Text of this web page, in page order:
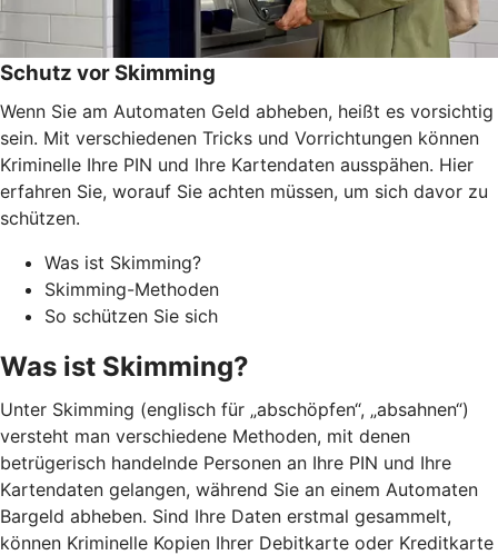
Schutz vor Skimming
Wenn Sie am Automaten Geld abheben, heißt es vorsichtig
sein. Mit verschiedenen Tricks und Vorrichtungen können
Kriminelle Ihre PIN und Ihre Kartendaten ausspähen. Hier
erfahren Sie, worauf Sie achten müssen, um sich davor zu
schützen.
Was ist Skimming?
Skimming-Methoden
So schützen Sie sich
Was ist Skimming?
Unter Skimming (englisch für „abschöpfen“, „absahnen“)
versteht man verschiedene Methoden, mit denen
betrügerisch handelnde Personen an Ihre PIN und Ihre
Kartendaten gelangen, während Sie an einem Automaten
Bargeld abheben. Sind Ihre Daten erstmal gesammelt,
können Kriminelle Kopien Ihrer Debitkarte oder Kreditkarte